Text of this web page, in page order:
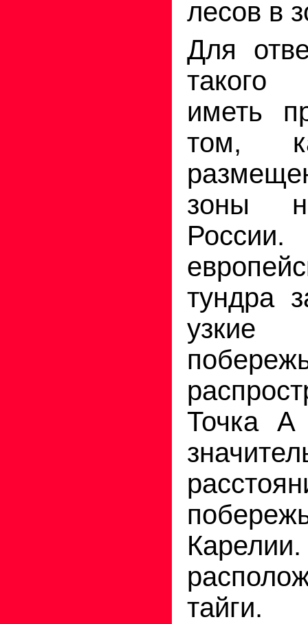
лесов в
Для
такого
иметь
том,
зоны
тундра
Точка А
тайги.